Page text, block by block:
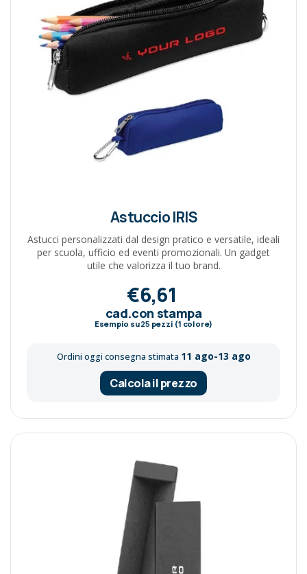
Astuccio IRIS
Astucci personalizzati dal design pratico e versatile, ideali
per scuola, ufficio ed eventi promozionali. Un gadget
utile che valorizza il tuo brand.
€6,61
cad.con stampa
Esempio su25 pezzi (1 colore)
Ordini oggi consegna stimata 11 ago-13 ago
Calcola il prezzo